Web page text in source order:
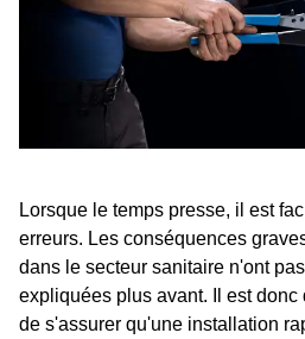
Lorsque le temps presse, il est
erreurs. Les conséquences
dans le secteur sanitaire n'ont
expliquées plus avant. Il est donc
de s'assurer qu'une installation